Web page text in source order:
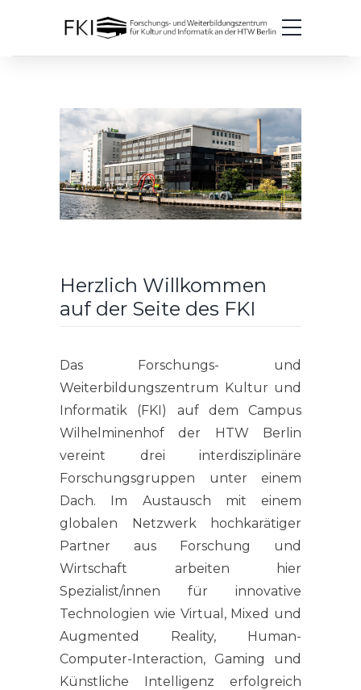
Herzlich Willkommen
auf der Seite des FKI
Das Forschungs- und
Weiterbildungszentrum Kultur und
Informatik (FKI) auf dem Campus
Wilhelminenhof der HTW Berlin
vereint drei interdisziplinäre
Forschungsgruppen unter einem
Dach. Im Austausch mit einem
globalen Netzwerk hochkarätiger
Partner aus Forschung und
Wirtschaft arbeiten hier
Spezialist/innen für innovative
Technologien wie Virtual, Mixed und
Augmented Reality, Human-
Computer-Interaction, Gaming und
Künstliche Intelligenz erfolgreich